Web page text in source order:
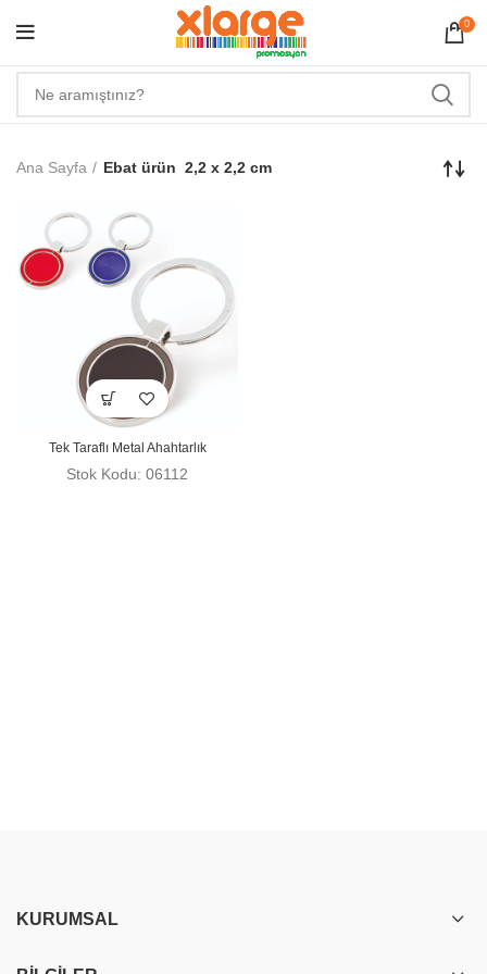
0
Ana Sayfa Ebat ürün 2,2 x 2,2 cm
Tek Taraflı Metal Ahahtarlık
Stok Kodu: 06112
KURUMSAL